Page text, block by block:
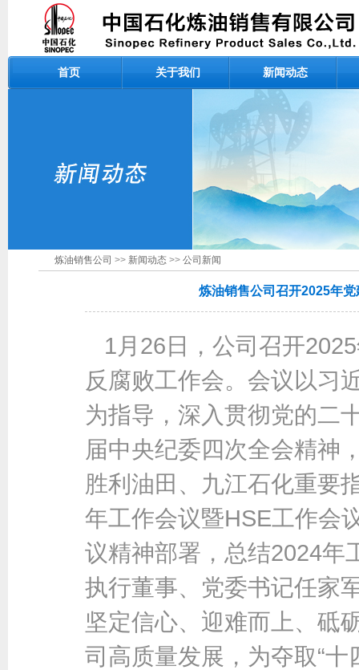
首页 关于我们 新闻动态
炼油销售公司 >> 新闻动态 >> 公司新闻
炼油销售公司召开2025年
1月26日，公司召开
反腐败工作会。会议以习
为指导，深入贯彻党的二
届中央纪委四次全会精神
胜利油田、九江石化重要
年工作会议暨HSE工作会
议精神部署，总结2024年
执行董事、党委书记任家
坚定信心、迎难而上、砥
司高质量发展，为夺取“